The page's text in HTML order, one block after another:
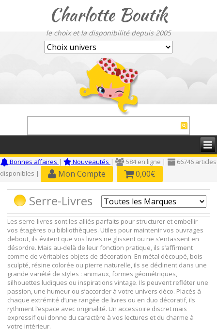
Charlotte Boutik
le choix et la disponibilité depuis 2005
Bonnes affaires | Nouveautés | 584 en ligne |
66746 articles
disponibles |
Mon Compte 0,00€
Serre-Livres
Les serre-livres sont les alliés parfaits pour structurer et embellir
vos étagères ou bibliothèques. Utiles pour maintenir vos ouvrages
debout, ils évitent que vos livres ne glissent ou ne s’entassent en
désordre. Mais au-delà de leur fonction pratique, ils s’affirment
comme de véritables objets de décoration. En métal découpé, bois
sculpté, résine colorée ou pierre naturelle, ils se déclinent dans une
grande variété de styles : animaux, formes géométriques,
silhouettes ludiques ou inspirations vintage. Ils peuvent refléter une
passion, une humeur ou s’accorder à votre univers déco. Placés à
chaque extrémité d’une rangée de livres ou en duo décoratif, ils
rythment l’espace avec originalité. Un accessoire discret mais
expressif qui donne du caractère à vos lectures et du charme à
votre intérieur.